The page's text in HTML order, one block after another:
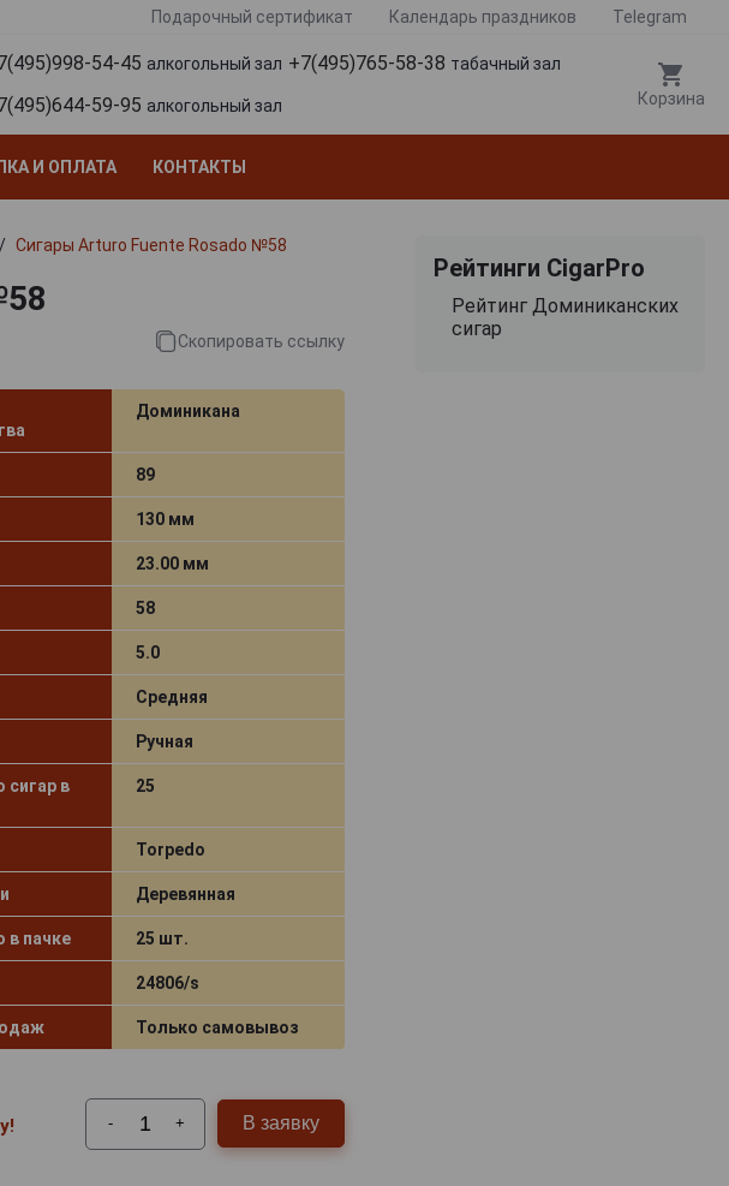
Подарочный сертификат Календарь праздников Telegram
54-45 алкогольный зал +7(495)765-58-38 табачный зал
59-95 алкогольный зал Корзина
И ОПЛАТА КОНТАКТЫ
Сигары Arturo Fuente Rosado №58
Скопировать ссылку
Доминикана
89
130 мм
23.00 мм
58
5.0
Средняя
Ручная
сигар в
25
Torpedo
Деревянная
в пачке 25 шт.
24806/s
Только самовывоз
- + В заявку
Рейтинги CigarPro
Рейтинг Доминиканских
сигар